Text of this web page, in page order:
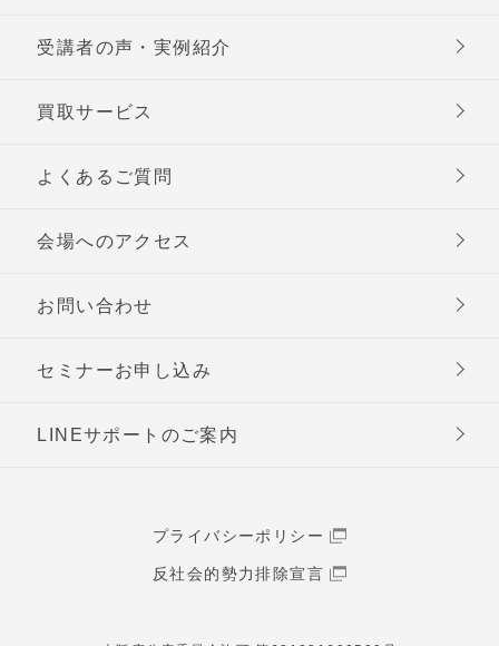
受講者の声・実例紹介
買取サービス
よくあるご質問
会場へのアクセス
お問い合わせ
セミナーお申し込み
LINEサポートのご案内
プライバシーポリシー
反社会的勢力排除宣言